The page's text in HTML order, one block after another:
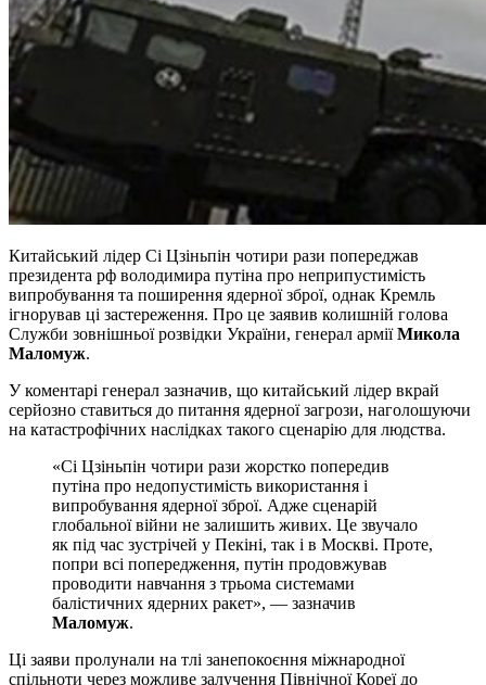
Китайський лідер Сі Цзіньпін чотири рази попереджав
президента рф володимира путіна про неприпустимість
випробування та поширення ядерної зброї, однак Кремль
ігнорував ці застереження. Про це заявив колишній голова
Служби зовнішньої розвідки України, генерал арміїМикола
Маломуж.
У коментарі генерал зазначив, що китайський лідер вкрай
серйозно ставиться до питання ядерної загрози, наголошуючи
на катастрофічних наслідках такого сценарію для людства.
«Сі Цзіньпін чотири рази жорстко попередив
путіна про недопустимість використання і
випробування ядерної зброї. Адже сценарій
глобальної війни не залишить живих. Це звучало
як під час зустрічей у Пекіні, так і в Москві. Проте,
попри всі попередження, путін продовжував
проводити навчання з трьома системами
балістичних ядерних ракет», — зазначив
Маломуж.
Ці заяви пролунали на тлі занепокоєння міжнародної
спільноти через можливе залучення Північної Кореї до